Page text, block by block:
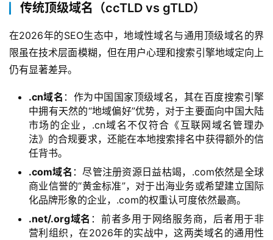
传统顶级域名（ccTLD vs gTLD）
在2026年的SEO生态中，地域性域名与通用顶级域名的界
限虽在技术层面模糊，但在用户心理和搜索引擎地域定向上
仍有显著差异。
.cn域名 ：作为中国国家顶级域名，其在百度搜索引擎
中拥有天然的“地域偏好”优势，对于主要面向中国大陆
市场的企业，.cn域名不仅符合《互联网域名管理办
法》的合规要求，还能在本地搜索排名中获得额外的信
任背书。
.com域名 ：尽管注册资源日益枯竭，.com依然是全球
商业信誉的“黄金标准”，对于出海业务或希望建立国际
化品牌形象的企业，.com的权重认可度依然最高。
.net/.org域名 ：前者多用于网络服务商，后者用于非
营利组织，在2026年的实战中，这两类域名的通用性